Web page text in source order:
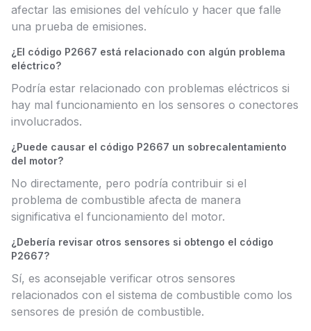
afectar las emisiones del vehículo y hacer que falle
una prueba de emisiones.
¿El código P2667 está relacionado con algún problema
eléctrico?
Podría estar relacionado con problemas eléctricos si
hay mal funcionamiento en los sensores o conectores
involucrados.
¿Puede causar el código P2667 un sobrecalentamiento
del motor?
No directamente, pero podría contribuir si el
problema de combustible afecta de manera
significativa el funcionamiento del motor.
¿Debería revisar otros sensores si obtengo el código
P2667?
Sí, es aconsejable verificar otros sensores
relacionados con el sistema de combustible como los
sensores de presión de combustible.